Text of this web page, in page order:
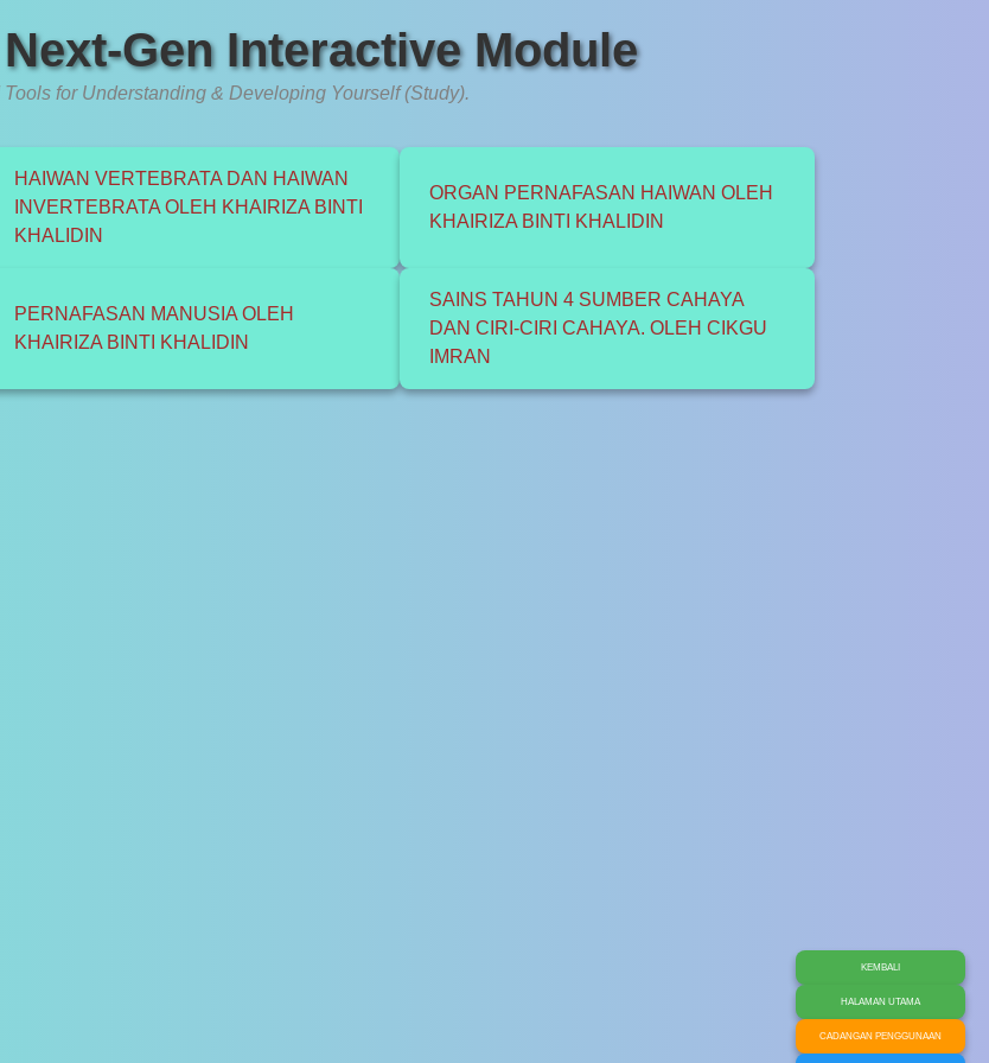
Gen Interactive Module
for Understanding & Developing Yourself (Study).
HAIWAN VERTEBRATA DAN HAIWAN
INVERTEBRATA OLEH KHAIRIZA BINTI
KHALIDIN
ORGAN PERNAFASAN HAIWAN OLEH
KHAIRIZA BINTI KHALIDIN
PERNAFASAN MANUSIA OLEH
KHAIRIZA BINTI KHALIDIN
SAINS TAHUN 4 SUMBER CAHAYA
DAN CIRI-CIRI CAHAYA. OLEH CIKGU
IMRAN
KEMBALI
HALAMAN UTAMA
CADANGAN PENGGUNAAN